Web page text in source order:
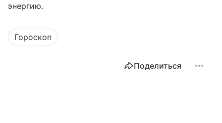
энергию.
Гороскоп
Поделиться